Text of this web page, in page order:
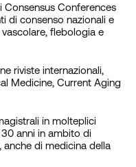
Conferences
di consenso nazionali e
flebologia e
riviste internazionali,
Medicine, Current Aging
in molteplici
anni in ambito di
di medicina della